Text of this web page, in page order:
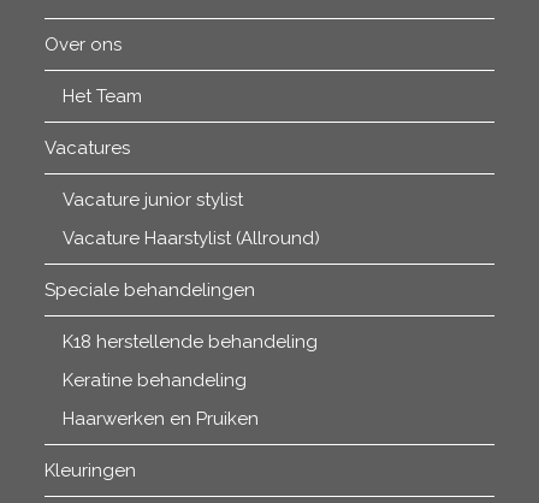
Over ons
Het Team
Vacatures
Vacature junior stylist
Vacature Haarstylist (Allround)
Speciale behandelingen
K18 herstellende behandeling
Keratine behandeling
Haarwerken en Pruiken
Kleuringen